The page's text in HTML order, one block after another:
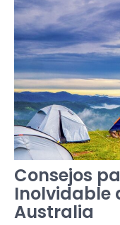
Consejos
Inolvidable
Australia